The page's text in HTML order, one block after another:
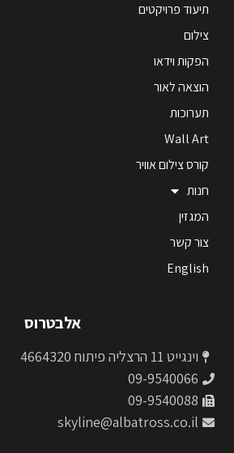
תיעוד פרויקטים
צילום
הפקות וידאו
הוצאה לאור
תערוכות
Wall Art
קורס צילום אוויר
חנות
המגזין
צור קשר
English
אלבטרוס
וינגייט 11 הרצליה פיתוח 4664320
09-9540066
09-9540088
skyline@albatross.co.il